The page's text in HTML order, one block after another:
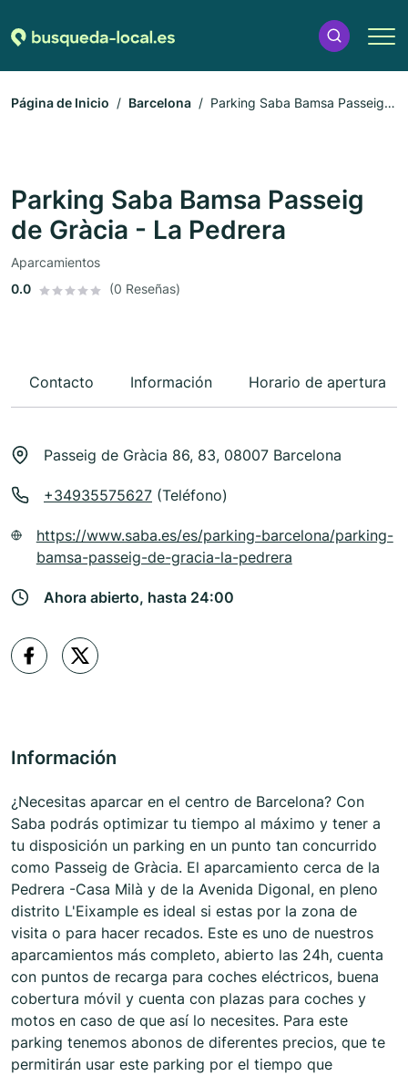
Página de Inicio Barcelona
Parking Saba Bamsa Passeig
Parking Saba Bamsa Passeig
de Gràcia - La Pedrera
Aparcamientos
0.0
(0 Reseñas)
Contacto Información Horario de apertura
Passeig de Gràcia 86, 83, 08007 Barcelona
+34935575627 (Teléfono)
https://www.saba.es/es/parking-barcelona/parking-
bamsa-passeig-de-gracia-la-pedrera
Ahora abierto, hasta 24:00
Información
¿Necesitas aparcar en el centro de Barcelona? Con
Saba podrás optimizar tu tiempo al máximo y tener a
tu disposición un parking en un punto tan concurrido
como Passeig de Gràcia. El aparcamiento cerca de la
Pedrera -Casa Milà y de la Avenida Digonal, en pleno
distrito L'Eixample es ideal si estas por la zona de
visita o para hacer recados. Este es uno de nuestros
aparcamientos más completo, abierto las 24h, cuenta
con puntos de recarga para coches eléctricos, buena
cobertura móvil y cuenta con plazas para coches y
motos en caso de que así lo necesites. Para este
parking tenemos abonos de diferentes precios, que te
permitirán usar este parking por el tiempo que